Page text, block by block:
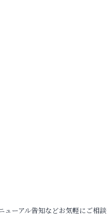
ューアル告知などお気軽にご相